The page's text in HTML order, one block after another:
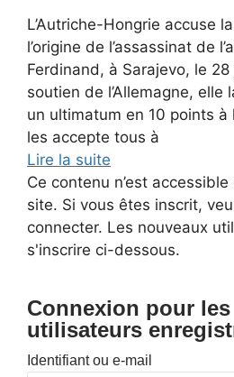
L’Autriche-Hongrie accuse
l’origine de l’assassinat de
Ferdinand, à Sarajevo, le
soutien de l’Allemagne, elle
un ultimatum en 10 points à
les accepte tous à
Lire la suite
Ce contenu n’est
site. Si vous êtes inscrit,
connecter. Les nouveaux
s'inscrire ci-dessous.
Connexion pour les
utilisateurs
Identifiant ou e-mail